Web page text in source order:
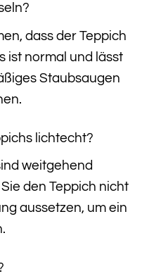
dass der Teppich
ist normal und lässt
Staubsaugen
lichtecht?
weitgehend
den Teppich nicht
aussetzen, um ein